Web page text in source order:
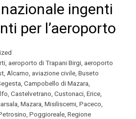
ingenti
per l’aeroporto
, aeroporto di Trapani Birgi, aeroporto
, Alcamo, aviazione civile, Buseto
, Campobello di Mazara,
, Castelvetrano, Custonaci, Erice,
, Mazara, Misiliscemi, Paceco,
, Poggioreale, Regione